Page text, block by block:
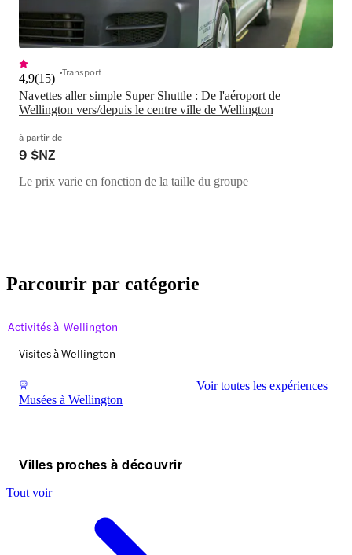
Navettes aller simple Super Shuttle : De l'aéroport de
Wellington vers/depuis le centre ville de Wellington
4,9(15) Transport
à partir de
9 $NZ
Le prix varie en fonction de la taille du groupe
Parcourir par catégorie
Activités à Wellington
Visites à Wellington
Musées à Wellington
Voir toutes les expériences
Villes proches à découvrir
Tout voir